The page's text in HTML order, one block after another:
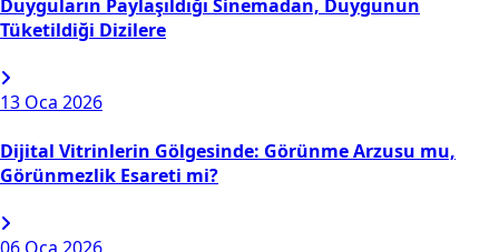
Duyguların Paylaşıldığı Sinemadan, Duygunun
Tüketildiği Dizilere
13 Oca 2026
Dijital Vitrinlerin Gölgesinde: Görünme Arzusu mu,
Görünmezlik Esareti mi?